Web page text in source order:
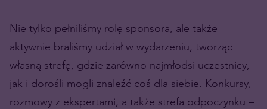
Nie tylko pełniliśmy rolę sponsora, ale także
aktywnie braliśmy udział w wydarzeniu, tworząc
własną strefę, gdzie zarówno najmłodsi uczestnicy,
jak i dorośli mogli znaleźć coś dla siebie. Konkursy,
rozmowy z ekspertami, a także strefa odpoczynku –